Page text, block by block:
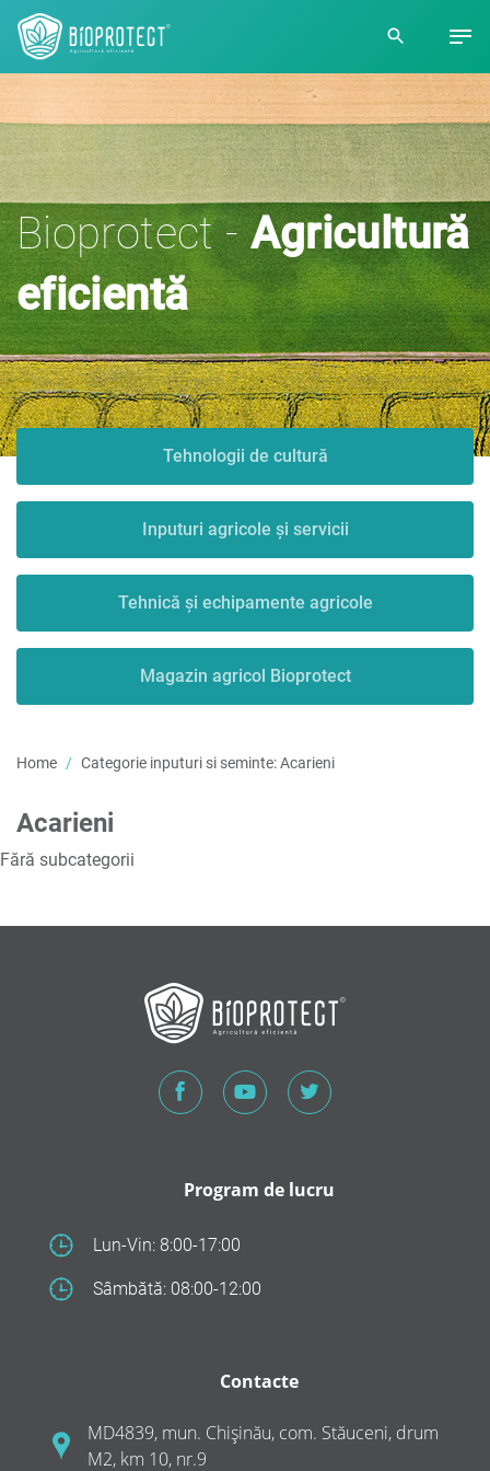
Bioprotect -Agricultură
eficientă
Tehnologii de cultură
Inputuri agricole și servicii
Tehnică și echipamente agricole
Magazin agricol Bioprotect
Home Categorie inputuri si seminte:Acarieni
Acarieni
Fără subcategorii
Program de lucru
Lun-Vin: 8:00-17:00
Sâmbătă: 08:00-12:00
Contacte
MD4839, mun. Chișinău, com. Stăuceni, drum
M2, km 10, nr.9